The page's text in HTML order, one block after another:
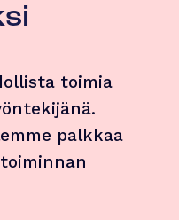
toimia
palkkaa